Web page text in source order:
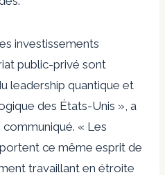
investissements
public-privé sont
leadership quantique et
des États-Unis », a
communiqué. « Les
ce même esprit de
travaillant en étroite